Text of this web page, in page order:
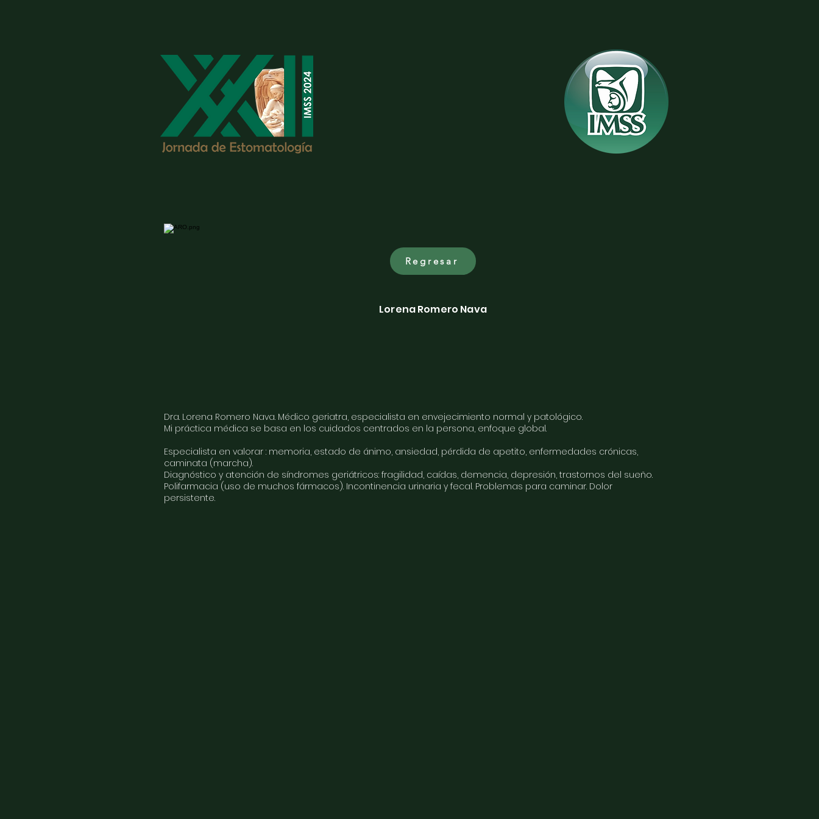
Regresar
Lorena Romero Nava
Dra. Lorena Romero Nava. Médico geriatra, especialista en envejecimiento normal y patológico.
Mi práctica médica se basa en los cuidados centrados en la persona, enfoque global.
Especialista en valorar : memoria, estado de ánimo, ansiedad, pérdida de apetito, enfermedades crónicas,
caminata (marcha).
Diagnóstico y atención de síndromes geriátricos: fragilidad, caídas, demencia, depresión, trastornos del sueño.
Polifarmacia (uso de muchos fármacos). Incontinencia urinaria y fecal. Problemas para caminar. Dolor
persistente.